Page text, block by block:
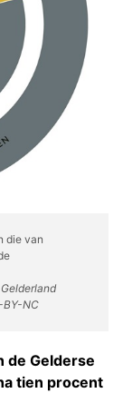
die van
BY-NC
de Gelderse
tien procent